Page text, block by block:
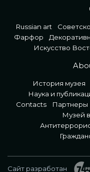
Russian art
Фарфор
Искусство
История музея
Наука и
Contacts
Партнеры
Музей
Сайт разработан